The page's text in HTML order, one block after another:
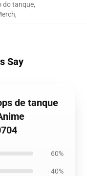
do tanque,
,
Say
de tanque
60%
40%